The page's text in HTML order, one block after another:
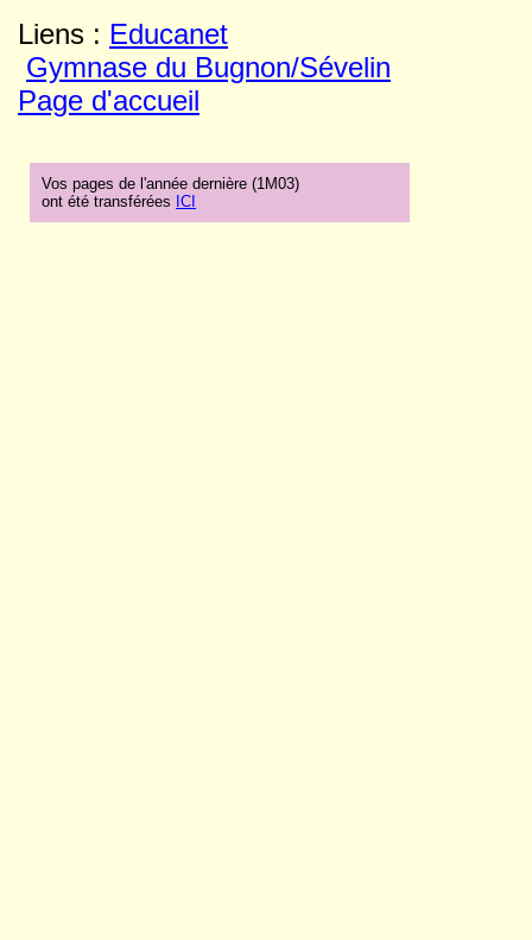
Liens : Educanet
Gymnase du Bugnon/Sévelin
Page d'accueil
Vos pages de l'année dernière (1M03)
ont été transférées ICI